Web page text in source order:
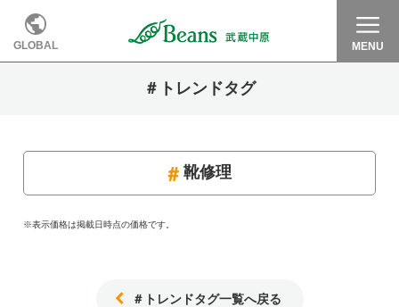
GLOBAL MENU
＃トレンドタグ
靴修理
※表示価格は掲載日時点の価格です。
＃トレンドタグ一覧へ戻る